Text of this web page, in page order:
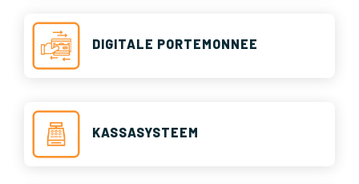
DIGITALE PORTEMONNEE
KASSASYSTEEM